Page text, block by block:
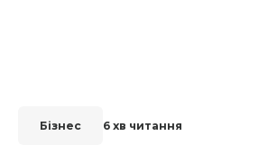
Бізнес 6 хв читання